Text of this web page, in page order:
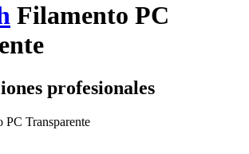
Filamento PC
profesionales
Transparente